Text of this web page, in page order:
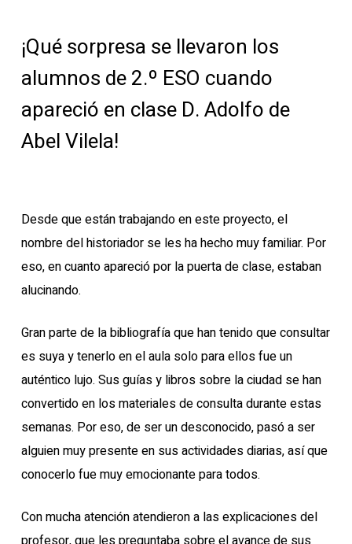
¡Qué sorpresa se llevaron los
alumnos de 2.º ESO cuando
apareció en clase D. Adolfo de
Abel Vilela!
Desde que están trabajando en este proyecto, el
nombre del historiador se les ha hecho muy familiar. Por
eso, en cuanto apareció por la puerta de clase, estaban
alucinando.
Gran parte de la bibliografía que han tenido que consultar
es suya y tenerlo en el aula solo para ellos fue un
auténtico lujo. Sus guías y libros sobre la ciudad se han
convertido en los materiales de consulta durante estas
semanas. Por eso, de ser un desconocido, pasó a ser
alguien muy presente en sus actividades diarias, así que
conocerlo fue muy emocionante para todos.
Con mucha atención atendieron a las explicaciones del